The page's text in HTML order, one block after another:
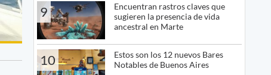
9
Encuentran rastros claves que
sugieren la presencia de vida
ancestral en Marte
10
Estos son los 12 nuevos Bares
Notables de Buenos Aires